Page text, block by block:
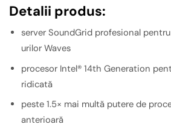
Detalii produs:
server SoundGrid profesional
urilor Waves
procesor Intel® 14th Generation
ridicată
peste 1.5× mai multă putere de
anterioară